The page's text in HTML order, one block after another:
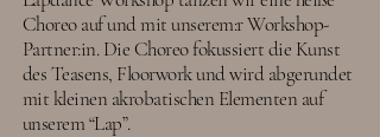
Choreo auf und mit unserem:r Workshop-
Partner:in. Die Choreo fokussiert die Kunst
des Teasens, Floorwork und wird abgerundet
mit kleinen akrobatischen Elementen auf
unserem “Lap”.